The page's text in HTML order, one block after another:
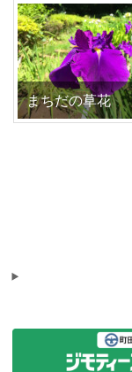
まちだの草花